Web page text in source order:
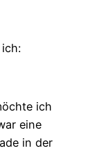
ich
eine
in der